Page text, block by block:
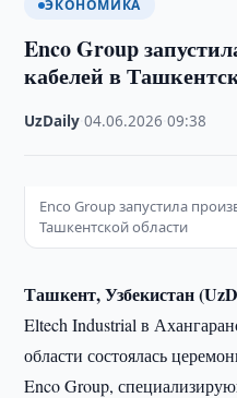
ЭКОНОМИКА
Enco Group
кабелей в
UzDaily ·04.06.2026 ·09:38
Enco Group запустила
Ташкентской области
Ташкент, Узбекистан
Eltech Industrial в
области состоялась
Enco Group,